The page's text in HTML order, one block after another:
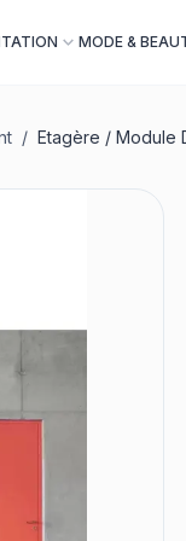
MODE &
/ Etagère / Module